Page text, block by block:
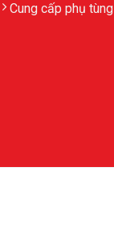
Cung cấp phụ tùng